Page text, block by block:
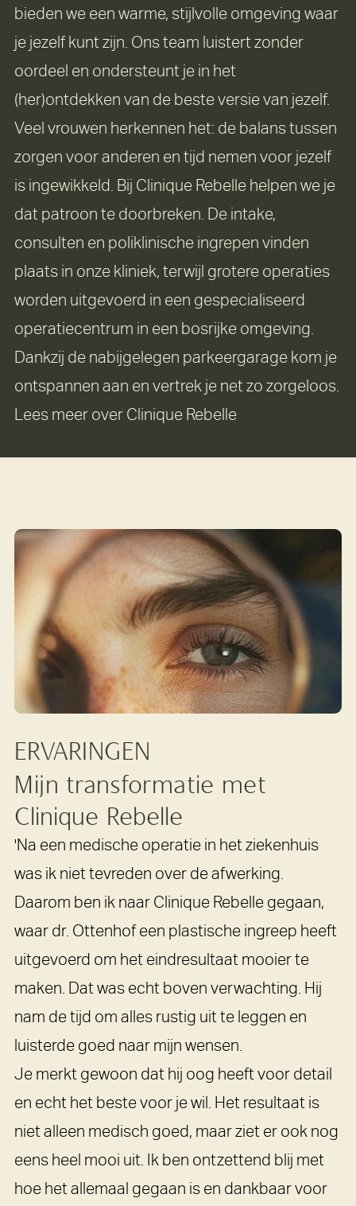
bieden we een warme, stijlvolle omgeving waar
je jezelf kunt zijn. Ons team luistert zonder
oordeel en ondersteunt je in het
(her)ontdekken van de beste versie van jezelf.
Veel vrouwen herkennen het: de balans tussen
zorgen voor anderen en tijd nemen voor jezelf
is ingewikkeld. Bij Clinique Rebelle helpen we je
dat patroon te doorbreken. De intake,
consulten en poliklinische ingrepen vinden
plaats in onze kliniek, terwijl grotere operaties
worden uitgevoerd in een gespecialiseerd
operatiecentrum in een bosrijke omgeving.
Dankzij de nabijgelegen parkeergarage kom je
ontspannen aan en vertrek je net zo zorgeloos.
Lees meer over Clinique Rebelle
ERVARINGEN
Mijn transformatie met
Clinique Rebelle
'Na een medische operatie in het ziekenhuis
was ik niet tevreden over de afwerking.
Daarom ben ik naar Clinique Rebelle gegaan,
waar dr. Ottenhof een plastische ingreep heeft
uitgevoerd om het eindresultaat mooier te
maken. Dat was echt boven verwachting. Hij
nam de tijd om alles rustig uit te leggen en
luisterde goed naar mijn wensen.
Je merkt gewoon dat hij oog heeft voor detail
en echt het beste voor je wil. Het resultaat is
niet alleen medisch goed, maar ziet er ook nog
eens heel mooi uit. Ik ben ontzettend blij met
hoe het allemaal gegaan is en dankbaar voor